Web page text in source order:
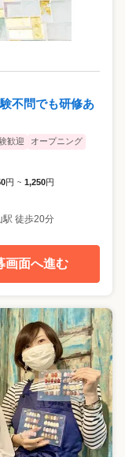
不問でも研修あ
歓迎
オープニング
円 ~ 1,250円
駅 徒歩20分
画面へ進む